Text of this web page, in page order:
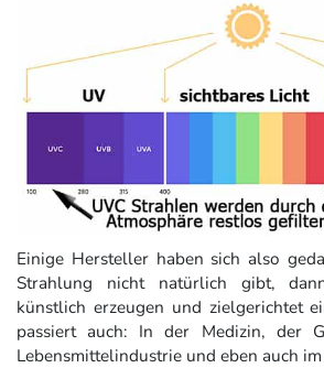
Einige Hersteller haben sich also
Strahlung nicht natürlich gibt,
künstlich erzeugen und zielgerichtet
passiert auch: In der Medizin, der
Lebensmittelindustrie und eben auch